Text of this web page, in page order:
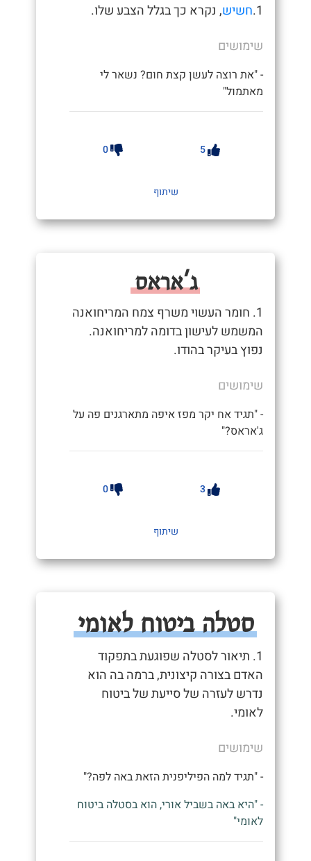
1. חשיש, נקרא כך בגלל הצבע שלו.
שימושים
- "את רוצה לעשן קצת חום? נשאר לי
מאתמול"
5
0
שיתוף
ג'אראס
1. חומר העשוי משרף צמח המריחואנה
המשמש לעישון בדומה למריחואנה.
נפוץ בעיקר בהודו.
שימושים
- "תגיד אח יקר מפז איפה מתארגנים פה על
ג'אראס?"
3
0
שיתוף
סטלה ביטוח לאומי
1. תיאור לסטלה שפוגעת בתפקוד
האדם בצורה קיצונית, ברמה בה הוא
נדרש לעזרה של סייעת של ביטוח
לאומי.
שימושים
- "תגיד למה הפיליפנית הזאת באה לפה?"
- "היא באה בשביל אורי, הוא בסטלה ביטוח
לאומי"